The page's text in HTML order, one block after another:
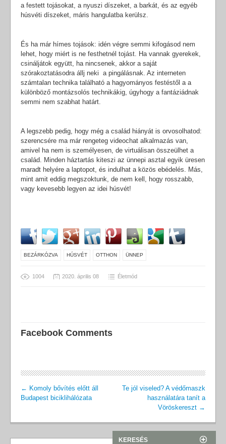
a festett tojásokat, a nyuszi díszeket, a barkát, és az egyéb
húsvéti díszeket, máris hangulatba kerülsz.
És ha már hímes tojások: idén végre semmi kifogásod nem
lehet, hogy miért is ne festhetnél tojást. Ha vannak gyerekek,
csináljátok együtt, ha nincsenek, akkor a saját
szórakoztatásodra állj neki a pingálásnak. Az interneten
számtalan technika található a hagyományos festéstől a a
különböző montázsolós technikákig, úgyhogy a fantáziádnak
semmi nem szabhat határt.
A legszebb pedig, hogy még a család hiányát is orvosolhatod:
szerencsére ma már rengeteg videochat alkalmazás van,
amivel ha nem is személyesen, de virtuálisan összeülhet a
család. Minden háztartás kiteszi az ünnepi asztal egyik üresen
maradt helyére a laptopot, és indulhat a közös ebédelés. Más,
mint amit eddig megszoktunk, de nem kell, hogy rosszabb,
vagy kevesebb legyen az idei húsvét!
BEZÁRKÓZVA HÚSVÉT OTTHON ÜNNEP
1004 2020. április 08 Életmód
Facebook Comments
← Komoly bővítés előtt áll
Budapest biciklihálózata
Te jól viseled? A védőmaszk
használatára tanít a
Vöröskereszt →
KERESÉS